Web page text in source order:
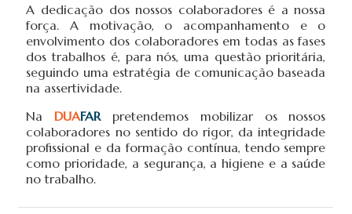
A dedicação dos nossos colaboradores é a nossa
força. A motivação, o acompanhamento e o
envolvimento dos colaboradores em todas as fases
dos trabalhos é, para nós, uma questão prioritária,
seguindo uma estratégia de comunicação baseada
na assertividade.
NaDUAFARpretendemos mobilizar os nossos
colaboradores no sentido do rigor, da integridade
profissional e da formação contínua, tendo sempre
como prioridade, a segurança, a higiene e a saúde
no trabalho.